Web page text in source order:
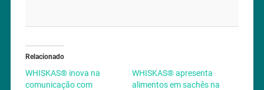
Relacionado
WHISKAS® inova na
comunicação com
WHISKAS® apresenta
alimentos em sachês na